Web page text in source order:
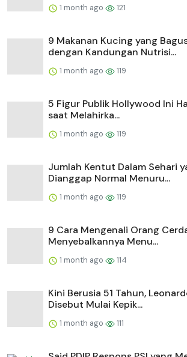
1 month ago 121
9 Makanan Kucing yang
dengan Kandungan Nutrisi...
1 month ago 119
5 Figur Publik Hollywood Ini
saat Melahirka...
1 month ago 119
Jumlah Kentut Dalam Sehari
Dianggap Normal Menuru...
1 month ago 119
9 Cara Mengenali Orang
Menyebalkannya Menu...
1 month ago 114
Kini Berusia 51 Tahun,
Disebut Mulai Kepik...
1 month ago 111